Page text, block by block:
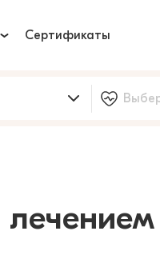
Сертификаты